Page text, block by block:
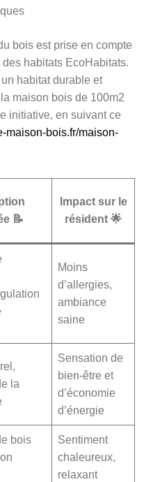
bois est prise en compte
habitats EcoHabitats.
habitat durable et
maison bois de 100m2
initiative, en suivant ce
maison-bois.fr/maison-
📝
Impact sur le
résident 🌟
Moins
d’allergies,
ambiance
saine
la
Sensation de
bien-être et
d’économie
d’énergie
bois
Sentiment
chaleureux,
relaxant